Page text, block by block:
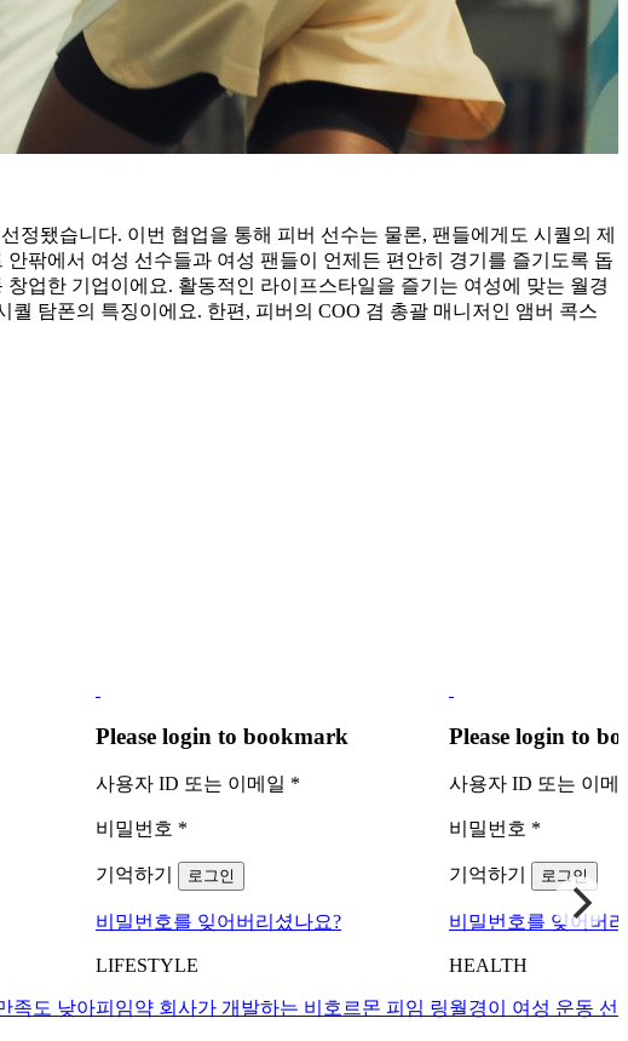
정됐습니다. 이번 협업을 통해 피버 선수는 물론, 팬들에게도 시퀄의 제
팎에서 여성 선수들과 여성 팬들이 언제든 편안히 경기를 즐기도록 돕
창업한 기업이에요. 활동적인 라이프스타일을 즐기는 여성에 맞는 월경
탐폰의 특징이에요. 한편, 피버의 COO 겸 총괄 매니저인 앰버 콕스
족도 낮아
Please login to bookmark
사용자 ID 또는 이메일 *
비밀번호 *
기억하기 로그인
비밀번호를 잊어버리셨나요?
LIFESTYLE
피임약 회사가 개발하는 비호르몬 피임 링
Please login to
사용자 ID 또는 이메
비밀번호 *
기억하기 로그인
비밀번호를 잊어버
HEALTH
월경이 여성 운동 선